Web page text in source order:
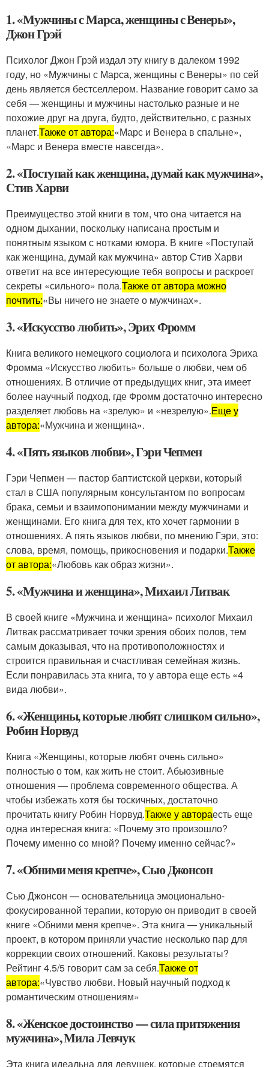
1. «Мужчины с Марса, женщины с Венеры»,
Джон Грэй
Психолог Джон Грэй издал эту книгу в далеком 1992
году, но «Мужчины с Марса, женщины с Венеры» по сей
день является бестселлером. Название говорит само за
себя — женщины и мужчины настолько разные и не
похожие друг на друга, будто, действительно, с разных
планет.Также от автора:«Марс и Венера в спальне»,
«Марс и Венера вместе навсегда».
2. «Поступай как женщина, думай как мужчина»,
Стив Харви
Преимущество этой книги в том, что она читается на
одном дыхании, поскольку написана простым и
понятным языком с нотками юмора. В книге «Поступай
как женщина, думай как мужчина» автор Стив Харви
ответит на все интересующие тебя вопросы и раскроет
секреты «сильного» пола.Также от автора можно
почтить:«Вы ничего не знаете о мужчинах».
3. «Искусство любить», Эрих Фромм
Книга великого немецкого социолога и психолога Эриха
Фромма «Искусство любить» больше о любви, чем об
отношениях. В отличие от предыдущих книг, эта имеет
более научный подход, где Фромм достаточно интересно
разделяет любовь на «зрелую» и «незрелую».Еще у
автора:«Мужчина и женщина».
4. «Пять языков любви», Гэри Чепмен
Гэри Чепмен — пастор баптистской церкви, который
стал в США популярным консультантом по вопросам
брака, семьи и взаимопонимании между мужчинами и
женщинами. Его книга для тех, кто хочет гармонии в
отношениях. А пять языков любви, по мнению Гэри, это:
слова, время, помощь, прикосновения и подарки.Также
от автора:«Любовь как образ жизни».
5. «Мужчина и женщина», Михаил Литвак
В своей книге «Мужчина и женщина» психолог Михаил
Литвак рассматривает точки зрения обоих полов, тем
самым доказывая, что на противоположностях и
строится правильная и счастливая семейная жизнь.
Если понравилась эта книга, то у автора еще есть «4
вида любви».
6. «Женщины, которые любят слишком сильно»,
Робин Норвуд
Книга «Женщины, которые любят очень сильно»
полностью о том, как жить не стоит. Абьюзивные
отношения — проблема современного общества. А
чтобы избежать хотя бы тоскичных, достаточно
прочитать книгу Робин Норвуд.Также у автораесть еще
одна интересная книга: «Почему это произошло?
Почему именно со мной? Почему именно сейчас?»
7. «Обними меня крепче», Сью Джонсон
Сью Джонсон — основательница эмоционально-
фокусированной терапии, которую он приводит в своей
книге «Обними меня крепче». Эта книга — уникальный
проект, в котором приняли участие несколько пар для
коррекции своих отношений. Каковы результаты?
Рейтинг 4.5/5 говорит сам за себя.Также от
автора:«Чувство любви. Новый научный подход к
романтическим отношениям»
8. «Женское достоинство — сила притяжения
мужчина», Мила Левчук
Эта книга идеальна для девушек, которые стремятся